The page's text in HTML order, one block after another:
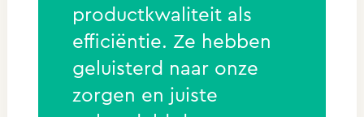
productkwaliteit als
efficiëntie. Ze hebben
geluisterd naar onze
zorgen en juiste